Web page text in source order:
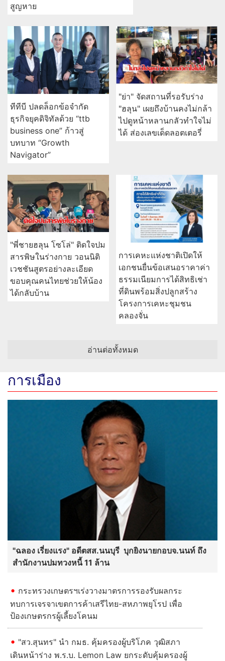
สูญหาย
ทีทีบี ปลดล็อกข้อจำกัด
ธุรกิจยุคดิจิทัลด้วย “ttb
business one” ก้าวสู่
บทบาท “Growth
Navigator”
"ย่า" จัดสถานที่รอรับร่าง
"ฮลุน" เผยถึงบ้านคงไม่กล้า
ไปดูหน้าหลานกลัวทำใจไม่
ได้ ส่องเลขเด็ดลอตเตอรี่
"พี่ชายฮลุน โซโล่" ติดใจปม
สารพิษในร่างกาย วอนนิติ
เวชชันสูตรอย่างละเอียด
ขอบคุณคนไทยช่วยให้น้อง
ได้กลับบ้าน
การเคหะแห่งชาติเปิดให้
เอกชนยื่นข้อเสนอราคาค่า
ธรรมเนียมการได้สิทธิเช่า
ที่ดินพร้อมสิ่งปลูกสร้าง
โครงการเคหะชุมชน
คลองจั่น
อ่านต่อทั้งหมด
การเมือง
"ฉลอง เรี่ยงแรง" อดีตสส.นนบุรี บุกยิงนายกอบจ.นนท์ ถึง
สำนักงานปมทวงหนี้ 11 ล้าน
กระทรวงเกษตรฯเร่งวางมาตรการรองรับผลกระ
ทบการเจรจาเขตการค้าเสรีไทย-สหภาพยุโรป เพื่อ
ป้องเกษตรกรผู้เลี้ยงโคนม
"สว.สุนทร" นำ กมธ. คุ้มครองผู้บริโภค วุฒิสภา
เดินหน้าร่าง พ.ร.บ. Lemon Law ยกระดับคุ้มครองผู้